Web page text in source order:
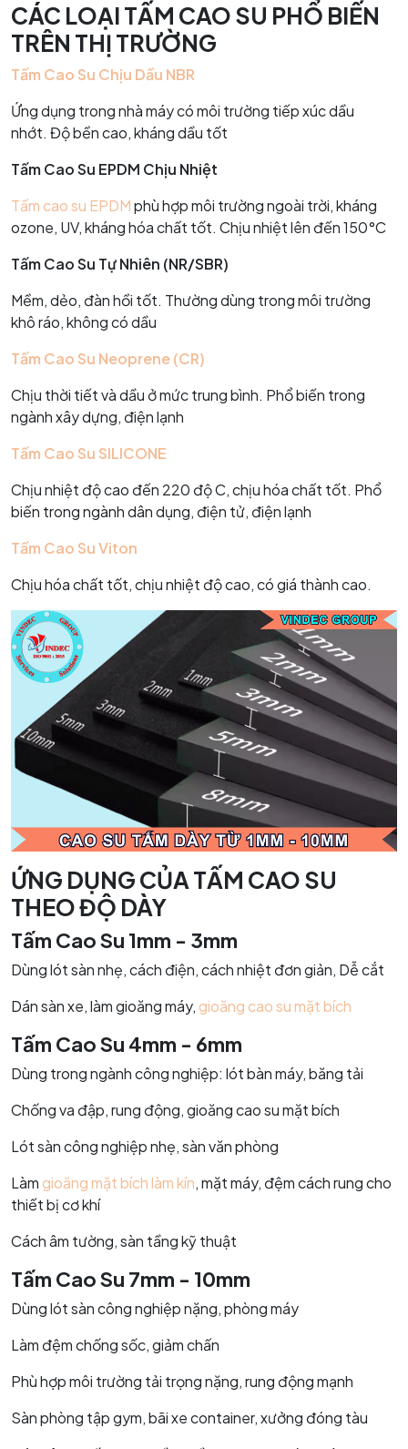
CÁC LOẠI TẤM CAO SU PHỔ BIẾN
TRÊN THỊ TRƯỜNG
Tấm Cao Su Chịu Dầu NBR
Ứng dụng trong nhà máy có môi trường tiếp xúc dầu
nhớt. Độ bền cao, kháng dầu tốt
Tấm Cao Su EPDM Chịu Nhiệt
Tấm cao su EPDMphù hợp môi trường ngoài trời, kháng
ozone, UV, kháng hóa chất tốt. Chịu nhiệt lên đến 150°C
Tấm Cao Su Tự Nhiên (NR/SBR)
Mềm, dẻo, đàn hồi tốt. Thường dùng trong môi trường
khô ráo, không có dầu
Tấm Cao Su Neoprene (CR)
Chịu thời tiết và dầu ở mức trung bình. Phổ biến trong
ngành xây dựng, điện lạnh
Tấm Cao Su SILICONE
Chịu nhiệt độ cao đến 220 độ C, chịu hóa chất tốt. Phổ
biến trong ngành dân dụng, điện tử, điện lạnh
Tấm Cao Su Viton
Chịu hóa chất tốt, chịu nhiệt độ cao, có giá thành cao.
ỨNG DỤNG CỦA TẤM CAO SU
THEO ĐỘ DÀY
Tấm Cao Su 1mm - 3mm
Dùng lót sàn nhẹ, cách điện, cách nhiệt đơn giản, Dễ cắt
Dán sàn xe, làm gioăng máy, gioăng cao su mặt bích
Tấm Cao Su 4mm - 6mm
Dùng trong ngành công nghiệp: lót bàn máy, băng tải
Chống va đập, rung động, gioăng cao su mặt bích
Lót sàn công nghiệp nhẹ, sàn văn phòng
Làm gioăng mặt bích làm kín, mặt máy, đệm cách rung cho
thiết bị cơ khí
Cách âm tường, sàn tầng kỹ thuật
Tấm Cao Su 7mm - 10mm
Dùng lót sàn công nghiệp nặng, phòng máy
Làm đệm chống sốc, giảm chấn
Phù hợp môi trường tải trọng nặng, rung động mạnh
Sàn phòng tập gym, bãi xe container, xưởng đóng tàu